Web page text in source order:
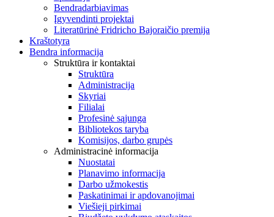
Bendradarbiavimas
Įgyvendinti projektai
Literatūrinė Fridricho Bajoraičio premija
Kraštotyra
Bendra informacija
Struktūra ir kontaktai
Struktūra
Administracija
Skyriai
Filialai
Profesinė sąjunga
Bibliotekos taryba
Komisijos, darbo grupės
Administracinė informacija
Nuostatai
Planavimo informacija
Darbo užmokestis
Paskatinimai ir apdovanojimai
Viešieji pirkimai